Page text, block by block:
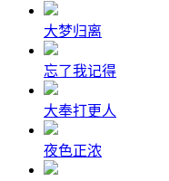
大梦归离
忘了我记得
大奉打更人
夜色正浓